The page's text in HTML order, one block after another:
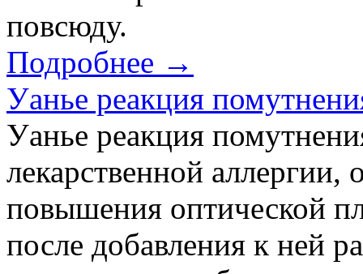
повсюду.
Подробнее →
Уанье реакция
Уанье реакция
лекарственной
повышения оптической
после добавления к ней